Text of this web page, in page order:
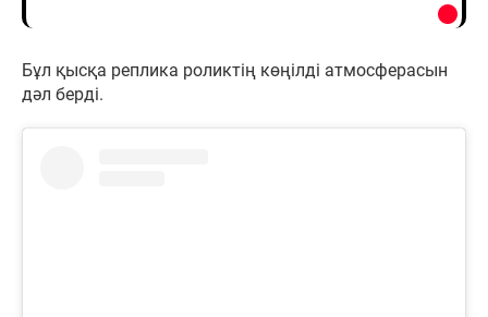
Бұл қысқа реплика роликтің көңілді атмосферасын
дәл берді.